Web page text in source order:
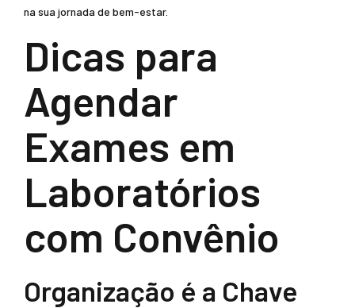
na sua jornada de bem-estar.
Dicas para
Agendar
Exames em
Laboratórios
com Convênio
Organização é a Chave